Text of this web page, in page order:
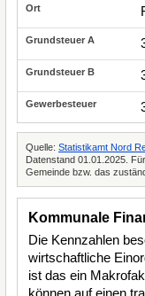
Quelle: Statistikamt Nord
Datenstand 01.01.2025.
Gemeinde bzw. das
Kommunale
Die Kennzahlen
wirtschaftliche
ist das ein
können auf einen